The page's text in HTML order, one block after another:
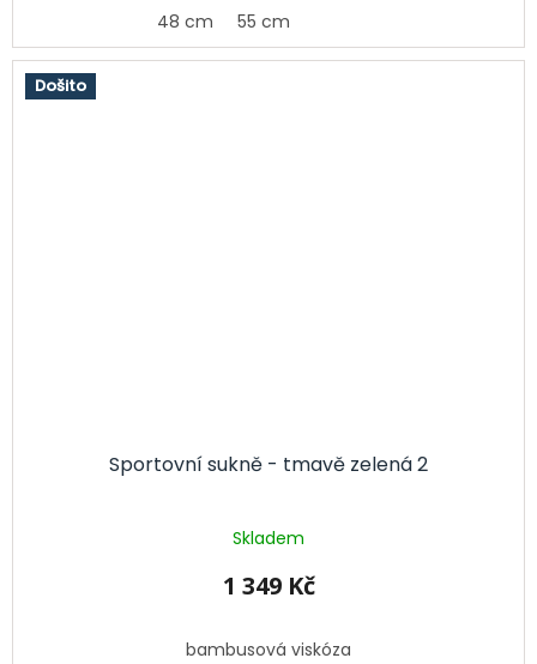
48 cm
55 cm
Došito
Sportovní sukně - tmavě zelená 2
Skladem
1 349 Kč
bambusová viskóza